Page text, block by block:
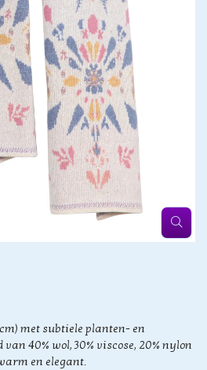
met subtiele planten- en
40% wol, 30% viscose, 20% nylon
en elegant.